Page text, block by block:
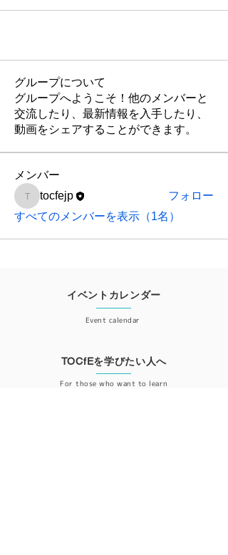
グループについて
グループへようこそ！他のメンバーと
交流したり、最新情報を入手したり、
動画をシェアすることができます。
メンバー
tocfejp
tocfejp
フォロー
すべてのメンバーを表示（1名）
イベントカレンダー
Event calendar
TOCfEを学びたい人へ
For those who want to learn